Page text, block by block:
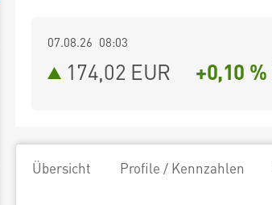
07.08.26 08:03
174,02 EUR +0,10 %
Übersicht Profile / Kennzahlen